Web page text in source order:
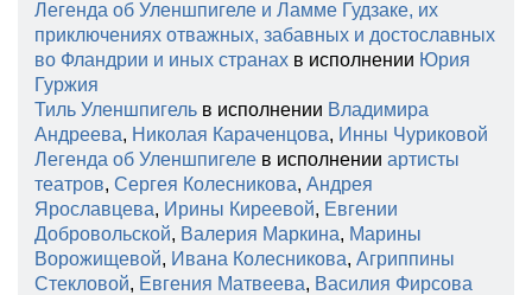
Легенда об Уленшпигеле и Ламме Гудзаке, их
приключениях отважных, забавных и достославных
во Фландрии и иных странах в исполнении Юрия
Гуржия
Тиль Уленшпигель в исполнении Владимира
Андреева, Николая Караченцова, Инны Чуриковой
Легенда об Уленшпигеле в исполнении артисты
театров, Сергея Колесникова, Андрея
Ярославцева, Ирины Киреевой, Евгении
Добровольской, Валерия Маркина, Марины
Ворожищевой, Ивана Колесникова, Агриппины
Стекловой, Евгения Матвеева, Василия Фирсова